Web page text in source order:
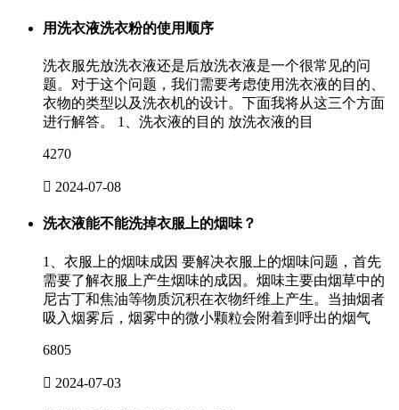
用洗衣液洗衣粉的使用顺序
洗衣服先放洗衣液还是后放洗衣液是一个很常见的问
题。对于这个问题，我们需要考虑使用洗衣液的目的、
衣物的类型以及洗衣机的设计。下面我将从这三个方面
进行解答。 1、洗衣液的目的 放洗衣液的目
4270
 2024-07-08
洗衣液能不能洗掉衣服上的烟味？
1、衣服上的烟味成因 要解决衣服上的烟味问题，首先
需要了解衣服上产生烟味的成因。烟味主要由烟草中的
尼古丁和焦油等物质沉积在衣物纤维上产生。当抽烟者
吸入烟雾后，烟雾中的微小颗粒会附着到呼出的烟气
6805
 2024-07-03